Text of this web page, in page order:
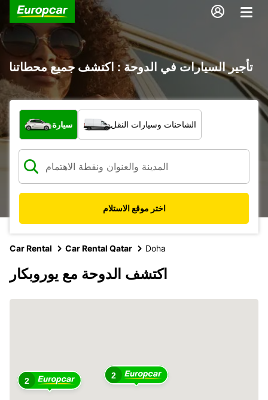
تأجير السيارات في الدوحة : اكتشف جميع محطاتنا
ما نوع المركبة؟
سيارة الشاحنات وسيارات النقل
اختر موقع الاستلام
Car Rental Car Rental Qatar Doha
اكتشف الدوحة مع يوروبكار
2
2